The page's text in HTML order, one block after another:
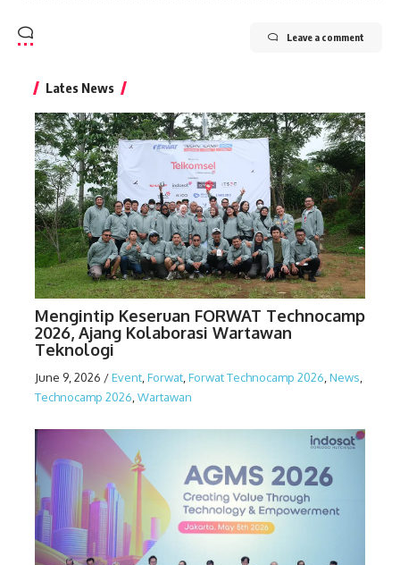
Leave a comment
Lates News
Mengintip Keseruan FORWAT Technocamp
2026, Ajang Kolaborasi Wartawan
Teknologi
June 9, 2026 /Event,Forwat,Forwat Technocamp 2026,News,
Technocamp 2026,Wartawan